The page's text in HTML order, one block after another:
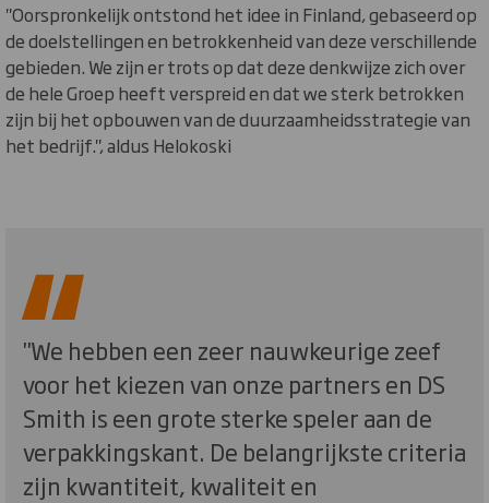
"Oorspronkelijk ontstond het idee in Finland, gebaseerd op
de doelstellingen en betrokkenheid van deze verschillende
gebieden. We zijn er trots op dat deze denkwijze zich over
de hele Groep heeft verspreid en dat we sterk betrokken
zijn bij het opbouwen van de duurzaamheidsstrategie van
het bedrijf.", aldus Helokoski
"We hebben een zeer nauwkeurige zeef
voor het kiezen van onze partners en DS
Smith is een grote sterke speler aan de
verpakkingskant. De belangrijkste criteria
zijn kwantiteit, kwaliteit en